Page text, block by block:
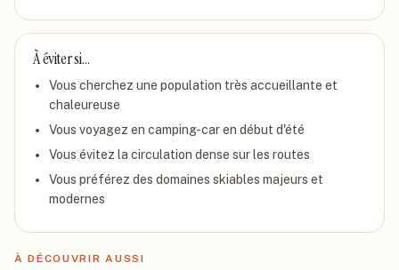
À éviter si…
Vous cherchez une population très accueillante et
chaleureuse
Vous voyagez en camping-car en début d'été
Vous évitez la circulation dense sur les routes
Vous préférez des domaines skiables majeurs et
modernes
À DÉCOUVRIR AUSSI